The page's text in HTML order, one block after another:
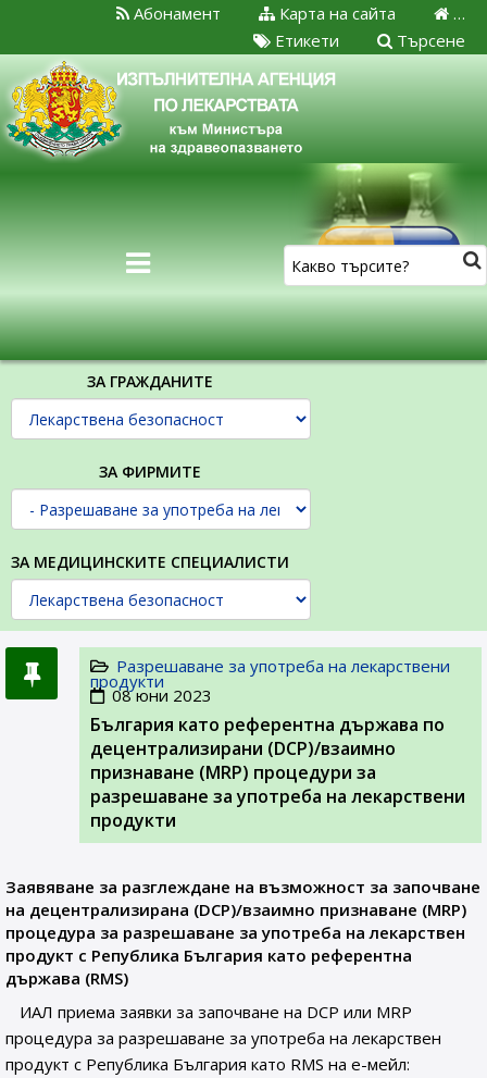
…
Карта на сайта
Абонамент
Търсене
Етикети
ЗА ГРАЖДАНИТЕ
ЗА ФИРМИТЕ
ЗА МЕДИЦИНСКИТЕ СПЕЦИАЛИСТИ
Разрешаване за употреба на лекарствени
продукти
08 юни 2023
България като референтна държава по
децентрализирани (DCP)/взаимно
признаване (MRP) процедури за
разрешаване за употреба на лекарствени
продукти
Заявяване за разглеждане на възможност за започване
на децентрализирана (DCP)/взаимно признаване (MRP)
процедура за разрешаване за употреба на лекарствен
продукт с Република България като референтна
държава (RMS)
ИАЛ приема заявки за започване на DCP или MRP
процедура за разрешаване за употреба на лекарствен
продукт с Република България като RMS на е-мейл: